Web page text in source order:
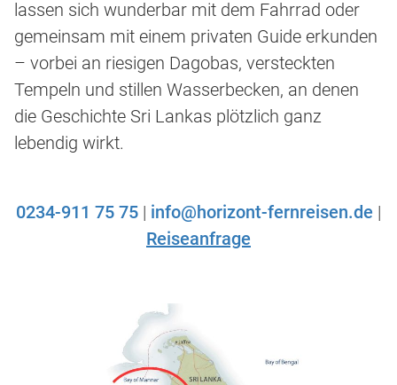
lassen sich wunderbar mit dem Fahrrad oder
gemeinsam mit einem privaten Guide erkunden
– vorbei an riesigen Dagobas, versteckten
Tempeln und stillen Wasserbecken, an denen
die Geschichte Sri Lankas plötzlich ganz
lebendig wirkt.
0234-911 75 75 | info@horizont-fernreisen.de |
Reiseanfrage